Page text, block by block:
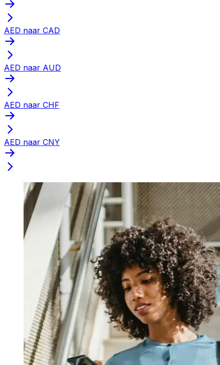
AED naar CAD
AED naar AUD
AED naar CHF
AED naar CNY